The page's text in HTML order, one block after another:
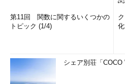
第11回 関数に関するいくつかの
トピック (1/4)
シェア別荘「